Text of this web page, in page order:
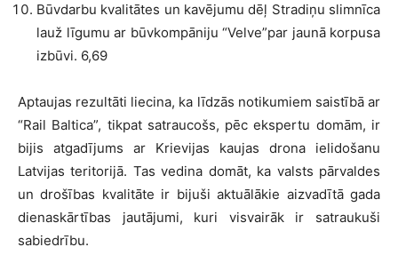
Būvdarbu kvalitātes un kavējumu dēļ Stradiņu slimnīca
lauž līgumu ar būvkompāniju “Velve”par jaunā korpusa
izbūvi. 6,69
Aptaujas rezultāti liecina, ka līdzās notikumiem saistībā ar
“Rail Baltica”, tikpat satraucošs, pēc ekspertu domām, ir
bijis atgadījums ar Krievijas kaujas drona ielidošanu
Latvijas teritorijā. Tas vedina domāt, ka valsts pārvaldes
un drošības kvalitāte ir bijuši aktuālākie aizvadītā gada
dienaskārtības jautājumi, kuri visvairāk ir satraukuši
sabiedrību.